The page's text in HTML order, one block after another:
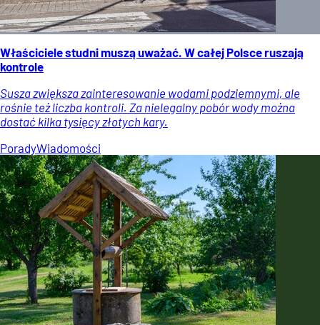
Właściciele studni muszą uważać. W całej Polsce ruszają
kontrole
Susza zwiększa zainteresowanie wodami podziemnymi, ale
rośnie też liczba kontroli. Za nielegalny pobór wody można
dostać kilka tysięcy złotych kary.
PoradyWiadomości